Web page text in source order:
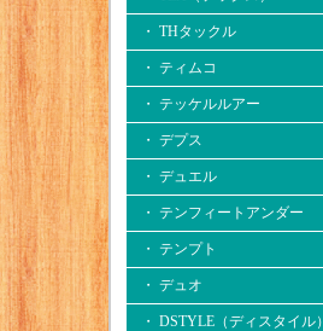
・ THタックル
・ ティムコ
・ テッケルルアー
・ デプス
・ デュエル
・ テンフィートアンダー
・ テンプト
・ デュオ
・ DSTYLE（ディスタイル）